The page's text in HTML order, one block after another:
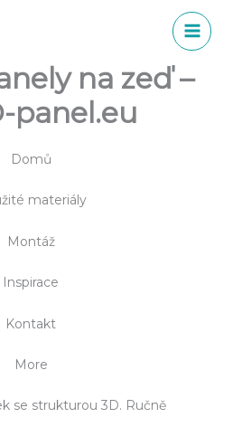
na zeď –
panel.eu
Domů
materiály
Montáž
Inspirace
Kontakt
More
se strukturou 3D. Ručně